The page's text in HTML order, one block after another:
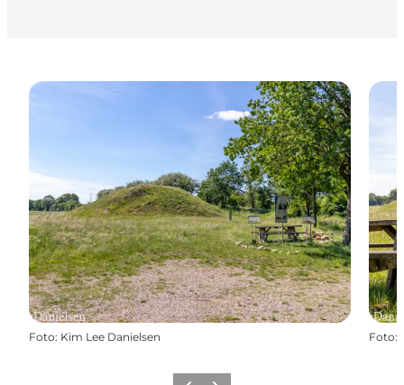
Foto: Kim Lee Danielsen Foto: